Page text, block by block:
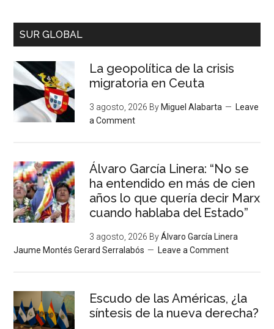
SUR GLOBAL
La geopolítica de la crisis
migratoria en Ceuta
3 agosto, 2026 By Miguel Alabarta
Leave
a Comment
Álvaro García Linera: “No se
ha entendido en más de cien
años lo que quería decir Marx
cuando hablaba del Estado”
3 agosto, 2026 ByÁlvaro García Linera
Jaume Montés Gerard Serralabós
Leave a Comment
Escudo de las Américas, ¿la
síntesis de la nueva derecha?